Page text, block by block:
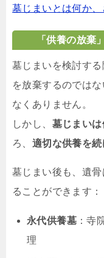
墓じまいとは何か
「供養の放棄
墓じまいを検討す
を放棄するのでは
なくありません。
しかし、 墓じまい
ろ、 適切な供養を
墓じまい後も、遺
ることができます：
永代供養墓 ：寺
理